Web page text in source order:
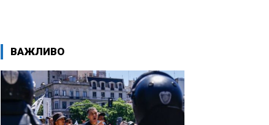
ВАЖЛИВО